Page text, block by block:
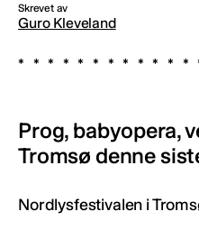
Skrevet av
Guro Kleveland
Prog, babyopera,
Tromsø denne
Nordlysfestivalen i